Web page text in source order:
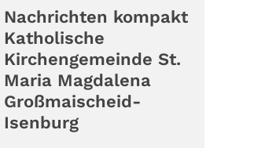
Nachrichten kompakt
Katholische
Kirchengemeinde St.
Maria Magdalena
Großmaischeid-
Isenburg